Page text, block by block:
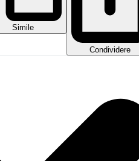
Simile
Condividere